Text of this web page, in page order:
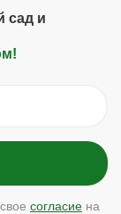
сад и
согласие на